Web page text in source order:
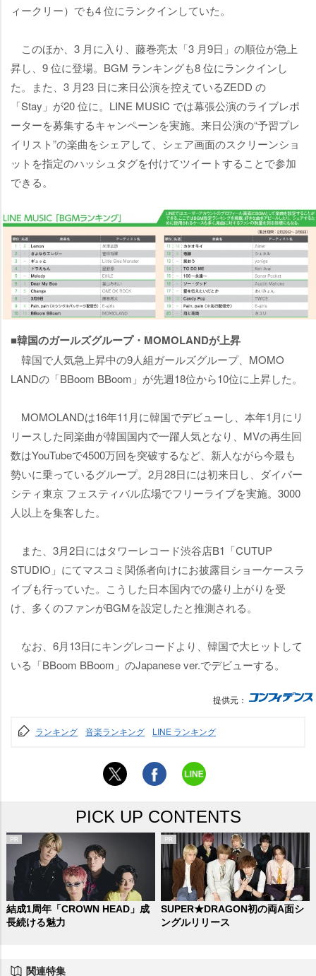
ィークリー）でも4 位にランクインしていた。
このほか、3 月に入り、藤巻亮太「3 月9日」の順位が急上
昇し、9 位に登場。BGM ランキングも8 位にランクインし
た。また、3 月23 日に来日公演を控えているZEDD の
「Stay」が20 位に。LINE MUSIC では幕張公演のライブレポ
ーターを募集するキャンペーンを実施。来日公演の“予習プレ
イリスト”の楽曲をシェアして、シェア画面のスクリーンショ
ットを指定のハッシュタグを付けてツイートすることで参加
できる。
■韓国のガールズグループ・MOMOLANDが上昇
韓国で人気急上昇中の9人組ガールズグループ、MOMO
LANDの「BBoom BBoom」が先週18位から10位に上昇した。
MOMOLANDは16年11月に韓国でデビューし、本年1月にリ
リースした同楽曲が韓国国内で一躍人気となり、MVの再生回
数はYouTubeで4500万回を突破するなど、新人ながら今最も
勢いに乗っているグループ。2月28日には初来日し、ダイバー
シティ東京 フェスティバル広場でフリーライブを実施。3000
人以上を集客した。
また、3月2日にはタワーレコード渋谷店B1「CUTUP
STUDIO」にてマスコミ関係者向けにお披露目ショーケースラ
イブも行っていた。こうした日本国内での盛り上がりを受
け、多くのファンがBGMを設定したと推測される。
なお、6月13日にキングレコードより、韓国で大ヒットして
いる「BBoom BBoom」のJapanese ver.でデビューする。
提供元：
ランキング 音楽ランキング LINE ランキング
PICK UP CONTENTS
結成1周年「CROWN HEAD」成
長続ける魅力
SUPER★DRAGON初の両A面シ
ングルリリース
関連特集